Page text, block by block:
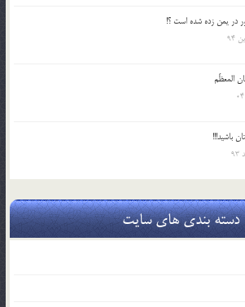
در یمن زده شده است ؟!
المعظّم
باشید!!!
دسته بندی های سایت